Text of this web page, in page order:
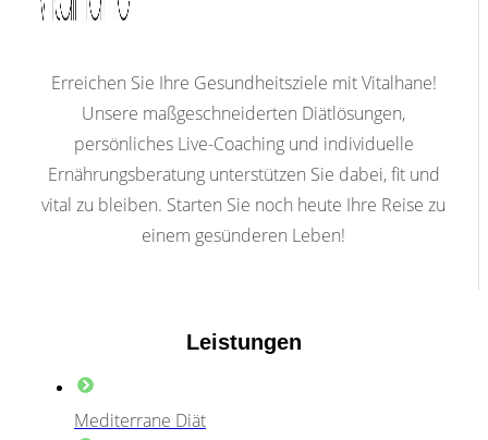
Erreichen Sie Ihre Gesundheitsziele mit Vitalhane!
Unsere maßgeschneiderten Diätlösungen,
persönliches Live-Coaching und individuelle
Ernährungsberatung unterstützen Sie dabei, fit und
vital zu bleiben. Starten Sie noch heute Ihre Reise zu
einem gesünderen Leben!
Leistungen
Mediterrane Diät